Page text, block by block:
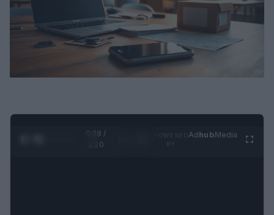
0:29 /
1:20
AdhubMedia